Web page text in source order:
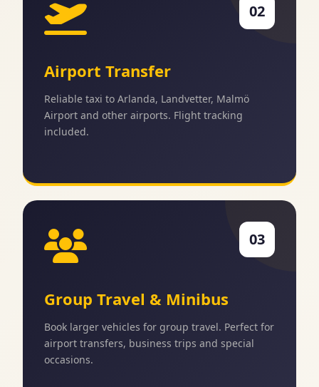
02
Airport Transfer
Reliable taxi to Arlanda, Landvetter, Malmö
Airport and other airports. Flight tracking
included.
03
Group Travel & Minibus
Book larger vehicles for group travel. Perfect for
airport transfers, business trips and special
occasions.